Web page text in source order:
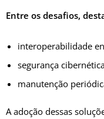
Entre os desafios,
interoperabilidade
segurança
manutenção
A adoção dessas